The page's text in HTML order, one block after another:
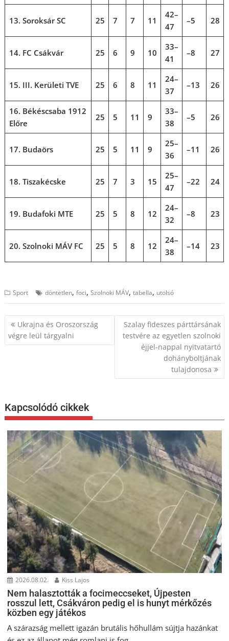
13. Soroksár SC 25 7 7 11
42–
47
–5 28
14. FC Csákvár 25 6 9 10
33–
41
–8 27
15. III. Kerületi TVE 25 6 8 11
24–
37
–13 26
16. Békéscsaba 1912
Előre
25 5 11 9
33–
38
–5 26
17. Budaörs 25 5 11 9
25–
36
–11 26
18. Tiszakécske 25 7 3 15
25–
47
–22 24
19. Budafoki MTE 25 5 8 12
24–
32
–8 23
20. Szolnoki MÁV FC 25 5 8 12
24–
38
–14 23
Sport döntetlen,foci,Szolnoki MÁV,tabella, utolsó
Bejegyzés
navigáció
Ukrajna és Oroszország
végre leül tárgyalni
Szalay fideszes párttársának
testvére az egyetlen szolnoki
éjjel-nappal nyitvatartó
dohányboltjának
tulajdonosa
Kapcsolódó cikkek
2026.08.02. Kiss Lajos
Nem halasztották a focimeccseket, Újpesten
rosszul lett, Csákváron pedig el is hunyt mérkőzés
közben egy játékos
A szárazság mellett igazán brutális hőhullám sújtja hazánkat